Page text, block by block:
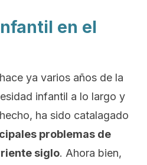
en el
ya varios años de la
infantil a lo largo y
ha sido catalagado
problemas de
siglo. Ahora bien,